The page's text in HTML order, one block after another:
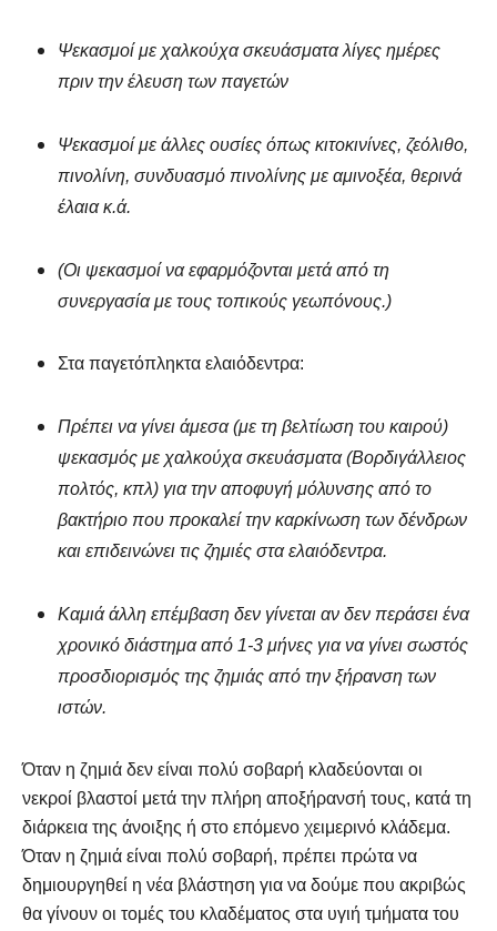
Ψεκασμοί με χαλκούχα σκευάσματα λίγες ημέρες
πριν την έλευση των παγετών
Ψεκασμοί με άλλες ουσίες όπως κιτοκινίνες, ζεόλιθο,
πινολίνη, συνδυασμό πινολίνης με αμινοξέα, θερινά
έλαια κ.ά.
(Οι ψεκασμοί να εφαρμόζονται μετά από τη
συνεργασία με τους τοπικούς γεωπόνους.)
Στα παγετόπληκτα ελαιόδεντρα:
Πρέπει να γίνει άμεσα (με τη βελτίωση του καιρού)
ψεκασμός με χαλκούχα σκευάσματα (Βορδιγάλλειος
πολτός, κπλ) για την αποφυγή μόλυνσης από το
βακτήριο που προκαλεί την καρκίνωση των δένδρων
και επιδεινώνει τις ζημιές στα ελαιόδεντρα.
Καμιά άλλη επέμβαση δεν γίνεται αν δεν περάσει ένα
χρονικό διάστημα από 1-3 μήνες για να γίνει σωστός
προσδιορισμός της ζημιάς από την ξήρανση των
ιστών.
Όταν η ζημιά δεν είναι πολύ σοβαρή κλαδεύονται οι
νεκροί βλαστοί μετά την πλήρη αποξήρανσή τους, κατά τη
διάρκεια της άνοιξης ή στο επόμενο χειμερινό κλάδεμα.
Όταν η ζημιά είναι πολύ σοβαρή, πρέπει πρώτα να
δημιουργηθεί η νέα βλάστηση για να δούμε που ακριβώς
θα γίνουν οι τομές του κλαδέματος στα υγιή τμήματα του